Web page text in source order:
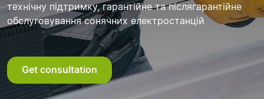
технічну підтримку, гарантійне та післягарантійне
обслуговування сонячних електростанцій
Get consultation